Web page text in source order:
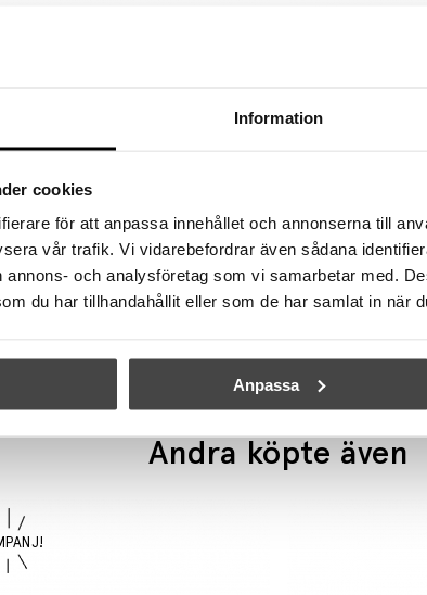
Information
cookies
för att anpassa innehållet och annonserna till
vår trafik. Vi vidarebefordrar även sådana
annons- och analysföretag som vi samarbetar med.
du har tillhandahållit eller som de har samlat in när
Anpassa
WÄSTBERG+
Pastille w182 b2 Bordslampa Graphite Black
Andra köpte även